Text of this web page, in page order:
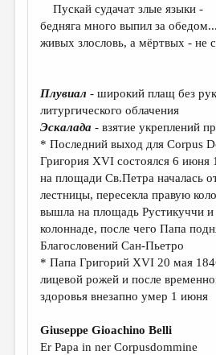
МАЛАЯ ПРОЗА
ЭССЕИСТИКА
КУЛЬТУРОВЕДЕНИЕ
ПУБЛИЦИСТИКА
РЕЦЕНЗИРОВАНИЕ
ЦИКЛЫ ПУБЛИКАЦИЙ
ТРЕДИАКОВСКИЙ
МЕДИА
ВКОНТАКТЕ
Пускай судачат злые языки -
бедняга много выпил за обедом...
живых злословь, а мёртвых - не
Плувиал - широкий плащ без
литургического облачения
Эскалада - взятие укреплений
* Последний выход для Corpus
Григория XVI состоялся 6 июня
на площади Св.Петра началась
лестницы, пересекла правую
​​вышла на площадь Рустикуччи и
колоннаде, после чего Папа
Благословений Сан-Пьетро
* Папа Григорий XVI 20 мая
лицевой рожей и после
здоровья внезапно умер 1
Giuseppe Gioachino Belli
Er Papa in ner Corpusdommine